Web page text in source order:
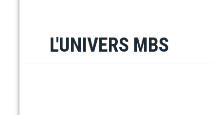
L'UNIVERS MBS